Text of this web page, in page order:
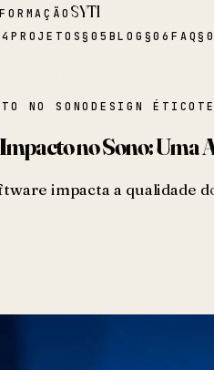
SYTI
PROJETOS§05 BLOG §06 FAQ§
NO SONODESIGN ÉTICO
no Sono: Uma
impacta a qualidade